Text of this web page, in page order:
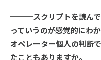
━━━スクリプトを読んで
っていうのが感覚的にわ
オペレーター個人の判断
たこともありますか。